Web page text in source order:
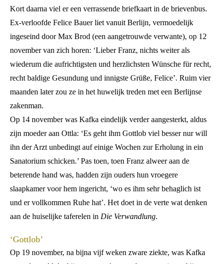
Kort daarna viel er een verrassende briefkaart in de brievenbus.
Ex-verloofde Felice Bauer liet vanuit Berlijn, vermoedelijk
ingeseind door Max Brod (een aangetrouwde verwante), op 12
november van zich horen: ‘Lieber Franz, nichts weiter als
wiederum die aufrichtigsten und herzlichsten Wünsche für recht,
recht baldige Gesundung und innigste Grüße, Felice’. Ruim vier
maanden later zou ze in het huwelijk treden met een Berlijnse
zakenman.
Op 14 november was Kafka eindelijk verder aangesterkt, aldus
zijn moeder aan Ottla: ‘Es geht ihm Gottlob viel besser nur will
ihn der Arzt unbedingt auf einige Wochen zur Erholung in ein
Sanatorium schicken.’ Pas toen, toen Franz alweer aan de
beterende hand was, hadden zijn ouders hun vroegere
slaapkamer voor hem ingericht, ‘wo es ihm sehr behaglich ist
und er vollkommen Ruhe hat’. Het doet in de verte wat denken
aan de huiselijke taferelen in Die Verwandlung.
‘Gottlob’
Op 19 november, na bijna vijf weken zware ziekte, was Kafka